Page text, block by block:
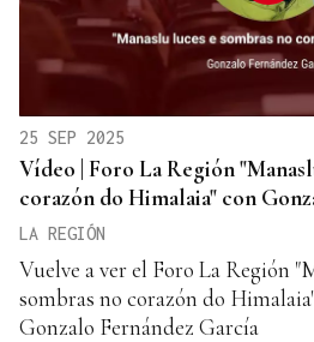
25 SEP 2025
Vídeo | Foro La Región
corazón do Himalaia" con
LA REGIÓN
Vuelve a ver el Foro La Región
sombras no corazón do
Gonzalo Fernández García